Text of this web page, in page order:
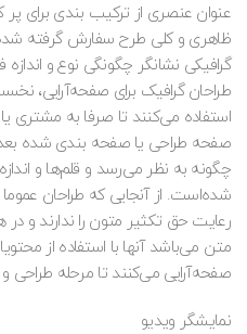
عنوان عنصری از ترکیب بندی برای
ظاهری و کلی طرح سفارش گرفته شده
گرافیکی نشانگر چگونگی نوع و
طراحان گرافیک برای صفحه‌آرایی،
استفاده می‌کنند تا صرفا به مشتری
صفحه طراحی یا صفحه بندی شده بعد
چگونه به نظر می‌رسد و قلم‌ها و
شده‌است. از آنجایی که طراحان
رعایت حق تکثیر متون را ندارند و در
متن می‌باشد آنها با استفاده از
صفحه‌آرایی می‌کنند تا مرحله طراحی و
نمایشگر ویدیو